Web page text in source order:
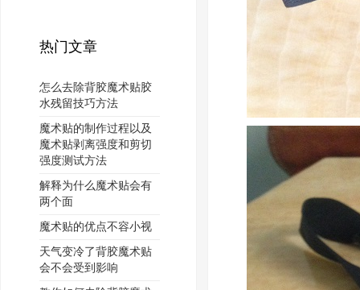
热门文章
怎么去除背胶魔术贴胶
水残留技巧方法
魔术贴的制作过程以及
魔术贴剥离强度和剪切
强度测试方法
解释为什么魔术贴会有
两个面
魔术贴的优点不容小视
天气变冷了背胶魔术贴
会不会受到影响